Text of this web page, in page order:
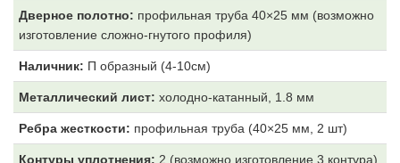
Дверное полотно: профильная труба 40×25 мм (возможно
изготовление сложно-гнутого профиля)
Наличник: П образный (4-10см)
Металлический лист: холодно-катанный, 1.8 мм
Ребра жесткости: профильная труба (40×25 мм, 2 шт)
Контуры уплотнения: 2 (возможно изготовление 3 контура)